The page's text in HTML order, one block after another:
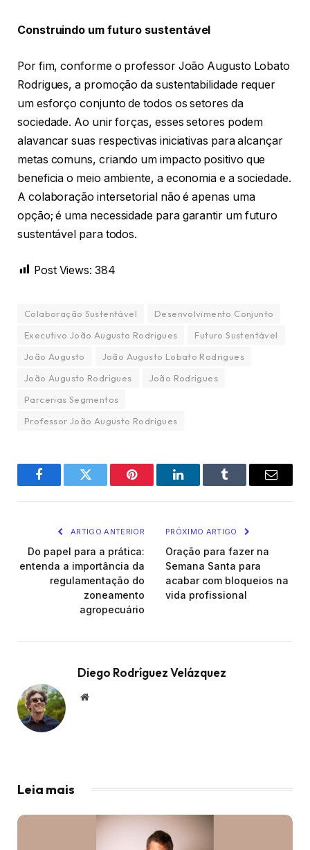
Construindo um futuro sustentável
Por fim, conforme o professor João Augusto Lobato
Rodrigues, a promoção da sustentabilidade requer
um esforço conjunto de todos os setores da
sociedade. Ao unir forças, esses setores podem
alavancar suas respectivas iniciativas para alcançar
metas comuns, criando um impacto positivo que
beneficia o meio ambiente, a economia e a sociedade.
A colaboração intersetorial não é apenas uma
opção; é uma necessidade para garantir um futuro
sustentável para todos.
Post Views: 384
Colaboração Sustentável
Desenvolvimento Conjunto
Executivo João Augusto Rodrigues
Futuro Sustentável
João Augusto
João Augusto Lobato Rodrigues
João Augusto Rodrigues
João Rodrigues
Parcerias Segmentos
Professor João Augusto Rodrigues
FacebookTwitter Pinterest LinkedInTumblr Email
ARTIGO ANTERIOR
Do papel para a prática:
entenda a importância da
regulamentação do
zoneamento
agropecuário
PRÓXIMO ARTIGO
Oração para fazer na
Semana Santa para
acabar com bloqueios na
vida profissional
Diego Rodríguez Velázquez
Website
Leia mais